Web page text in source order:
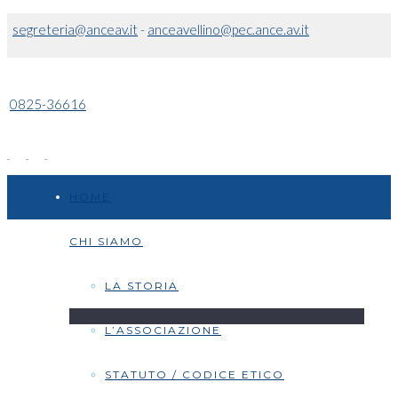
segreteria@anceav.it- anceavellino@pec.ance.av.it
0825-36616
CHI SIAMO
LA STORIA
L’ASSOCIAZIONE
STATUTO / CODICE ETICO